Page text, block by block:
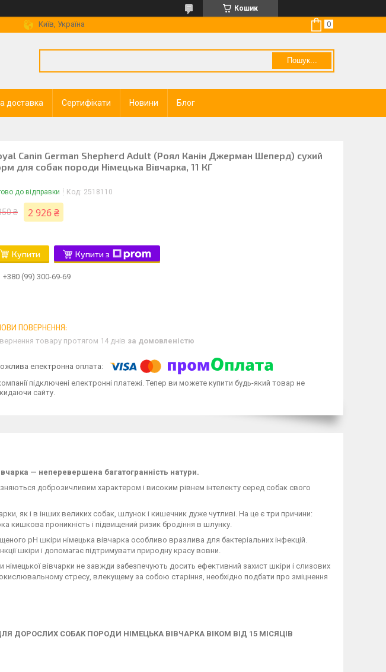
Кошик
Київ, Україна
Пошук...
доставка Сертифікати Новини Блог
Canin German Shepherd Adult (Роял Канін Джерман Шеперд) сухий
для собак породи Німецька Вівчарка, 11 КГ
до відправки Код: 2518110
₴ 2 926 ₴
Купити Купити з
+380 (99) 300-69-69
товару протягом 14 днів за домовленістю
підключені електронні платежі. Тепер ви можете купити будь-який товар не
сайту.
— неперевершена багатогранність натури.
доброзичливим характером і високим рівнем інтелекту серед собак свого
як і в інших великих собак, шлунок і кишечник дуже чутливі. На це є три причини:
кишкова проникність і підвищений ризик бродіння в шлунку.
pH шкіри німецька вівчарка особливо вразлива для бактеріальних інфекцій.
шкіри і допомагає підтримувати природну красу вовни.
німецької вівчарки не завжди забезпечують досить ефективний захист шкіри і слизових
стресу, влекущему за собою старіння, необхідно подбати про зміцнення
ДОРОСЛИХ СОБАК ПОРОДИ НІМЕЦЬКА ВІВЧАРКА ВІКОМ ВІД 15 МІСЯЦІВ